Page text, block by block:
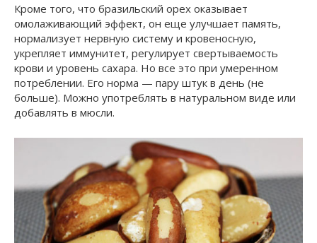
Кроме того, что бразильский орех оказывает
омолаживающий эффект, он еще улучшает память,
нормализует нервную систему и кровеносную,
укрепляет иммунитет, регулирует свертываемость
крови и уровень сахара. Но все это при умеренном
потреблении. Его норма — пару штук в день (не
больше). Можно употреблять в натуральном виде или
добавлять в мюсли.